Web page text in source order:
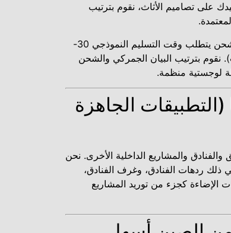
تأكيدك على تصاميم الأثاث، نقوم بترتيب
الخطوة 4: الجدول الزمني للتسليم والشحن يتطلب وقت التسليم النموذجي 30-
نقوم بترتيب البيان الجمركي والشحن
لوجستية منظمة.
(التطبيقات الجاهزة
والفنادق والمشاريع الداخلية الأخرى. نحن
ذلك ردهات الفنادق، وغرف الفنادق،
الإضاءة كجزء من توريد المشاريع